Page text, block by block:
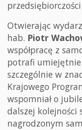
Otwierając
hab. Piotr
współpracę z
potrafi
szczególnie w
Krajowego
wspomniał o
dalszej kolejności
nagrodzonym